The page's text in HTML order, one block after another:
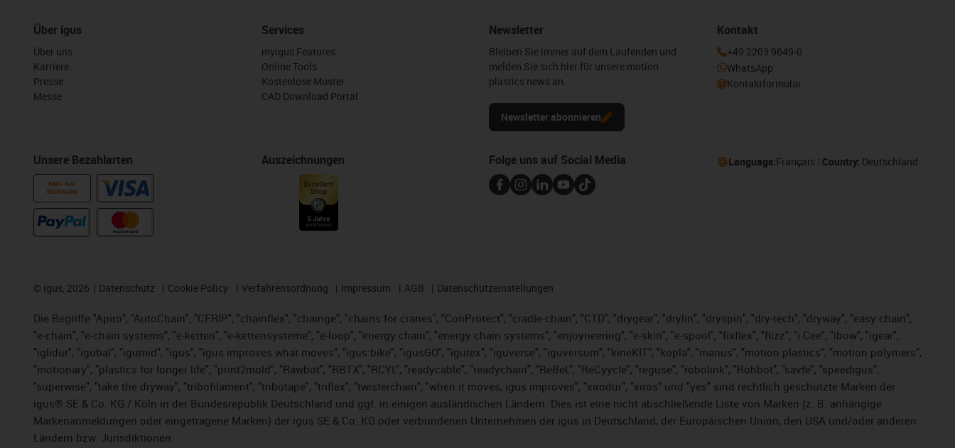
Über igus
Über uns
Karriere
Presse
Messe
Unsere Bezahlarten
KAUF AUF
RECHNUNG
Services
myigus Features
Online Tools
Kostenlose Muster
CAD Download Portal
Auszeichnungen
Newsletter
Bleiben Sie immer auf dem Laufenden und
melden Sie sich hier für unsere motion
plastics news an.
Newsletter abonnieren
Kontakt
+49 2203 9649-0
WhatsApp
Kontaktformular
Folge uns auf Social Media Language:Français Country: Deutschland
© igus, 2026 Datenschutz Cookie Policy Verfahrensordnung Impressum AGB Datenschutzeinstellungen
Die Begriffe "Apiro", "AutoChain", "CFRIP", "chainflex", "chainge", "chains for cranes", "ConProtect", "cradle-chain", "CTD", "drygear", "drylin", "dryspin", "dry-tech", "dryway", "easy chain",
"e-chain", "e-chain systems", "e-ketten", "e-kettensysteme", "e-loop", "energy chain", "energy chain systems", "enjoyneering", "e-skin", "e-spool", "fixflex", "flizz", "i.Cee", "ibow", "igear",
"iglidur", "igubal", "igumid", "igus", "igus improves what moves", "igus:bike", "igusGO", "igutex", "iguverse", "iguversum", "kineKIT", "kopla", "manus", "motion plastics", "motion polymers",
"motionary", "plastics for longer life", "print2mold", "Rawbot", "RBTX", "RCYL", "readycable", "readychain", "ReBeL", "ReCyycle", "reguse", "robolink", "Rohbot", "savfe", "speedigus",
"superwise", "take the dryway", "tribofilament", "tribotape", "triflex", "twisterchain", "when it moves, igus improves", "xirodur", "xiros" und "yes" sind rechtlich geschützte Marken der
igus® SE & Co. KG / Köln in der Bundesrepublik Deutschland und ggf. in einigen ausländischen Ländern. Dies ist eine nicht abschließende Liste von Marken (z. B. anhängige
Markenanmeldungen oder eingetragene Marken) der igus SE & Co. KG oder verbundenen Unternehmen der igus in Deutschland, der Europäischen Union, den USA und/oder anderen
Ländern bzw. Jurisdiktionen.